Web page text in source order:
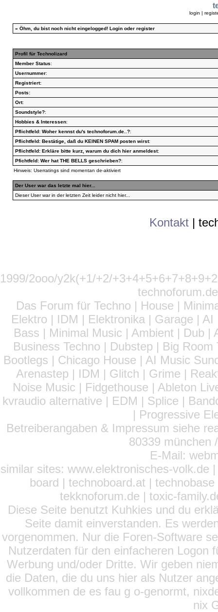
login |
» Öhm, du bist noch nicht eingelogged! Loginoder register
Profil für Technolizard
Member Status:
Usernummer:
Registriert:
Posts:
Ort:
Soundstyle?:
Hobbies & Interessen:
Pflichtfeld: Woher kennst du's technoforum.de..?:
Pflichtfeld: Bestätige, daß du KEINEN SPAM posten wirst:
Pflichtfeld: Erkläre bitte kurz, warum du dich hier anmeldest:
Pfichtfeld: Wer hat THE BELLS geschrieben?:
Hinweis: Userratings sind momentan de-aktiviert
Der User war das letzte mal hier...
Dieser User war in der letzten Zeit leider nicht hier...
Kontakt |
1999/2ooo/y2k(+1/+2/
Das Forum für Techno | House |
Elektro | IDM | Elektronika | Garage |
Bass | Minimal Music | Ambient | Dub
Business Techno | Dubstep | Big
Bootlegs | Chicago House | AI Music
Arenastep | IDM | Glitch | Grime |
Noise Music | Fidgethouse | Ableton
kvraudio alternative | EDM | Splice |
| Progressive
Betreiberangaben & Impressum siehe
80339 münchen
E-Mail:
similar sites: www.elektronisches-volk.de
board | technoboard.at |
tekknoforum.de | toxic-
Diese Seite benutzt Kuhkies und du
Seite damit einverstanden. Es
vorgenommen. Nur die Foren-Software
Nutzerdaten für den einfacheren Logon
Werbung und/oder Dritte. Wir geben
die Daten, die du uns hier als Nutzer
vollkommen de es fau g o-genormt,
nix